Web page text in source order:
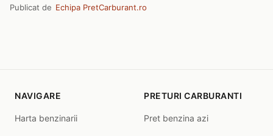
Publicat de Echipa PretCarburant.ro
NAVIGARE
Harta benzinarii
PRETURI CARBURANTI
Pret benzina azi